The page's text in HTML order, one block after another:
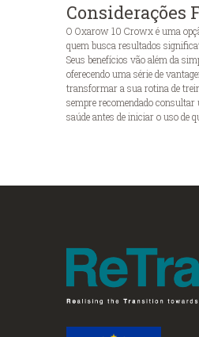
Considerações
O Oxarow 10 Crowx é uma
quem busca resultados
Seus benefícios vão além da
oferecendo uma série de
transformar a sua rotina de
sempre recomendado
saúde antes de iniciar o uso de